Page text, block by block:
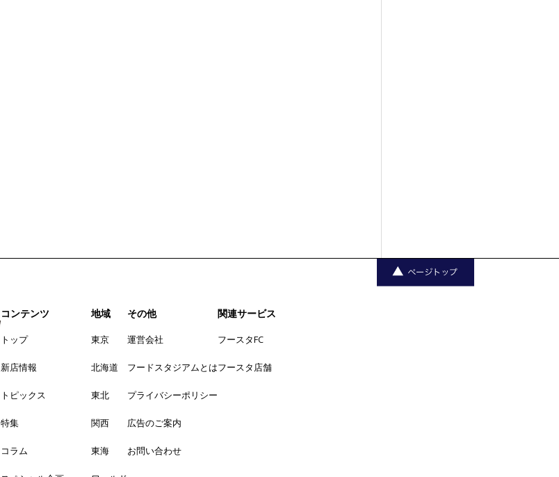
コンテンツ
トップ
新店情報
トピックス
特集
コラム
地域
東京
北海道
東北
関西
東海
その他
運営会社
フードスタジアムとは
プライバシーポリシー
広告のご案内
お問い合わせ
関連サービス
フースタFC
フースタ店舗